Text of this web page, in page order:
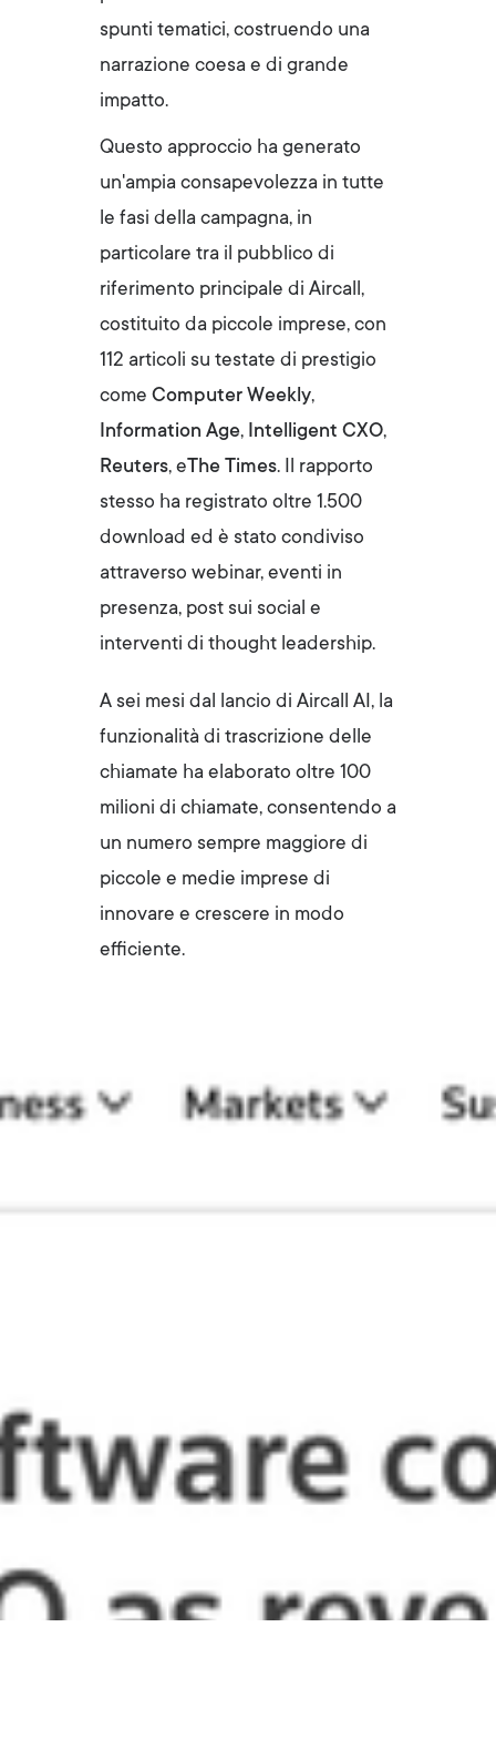
spunti tematici, costruendo una
narrazione coesa e di grande
impatto.
Questo approccio ha generato
un'ampia consapevolezza in tutte
le fasi della campagna, in
particolare tra il pubblico di
riferimento principale di Aircall,
costituito da piccole imprese, con
112 articoli su testate di prestigio
come Computer Weekly,
Information Age, Intelligent CXO,
Reuters, e The Times. Il rapporto
stesso ha registrato oltre 1.500
download ed è stato condiviso
attraverso webinar, eventi in
presenza, post sui social e
interventi di thought leadership.
A sei mesi dal lancio di Aircall AI, la
funzionalità di trascrizione delle
chiamate ha elaborato oltre 100
milioni di chiamate, consentendo a
un numero sempre maggiore di
piccole e medie imprese di
innovare e crescere in modo
efficiente.